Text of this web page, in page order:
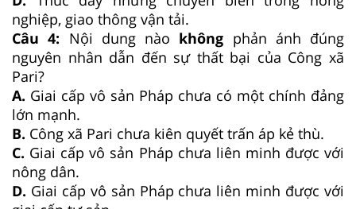
nghiệp, giao thông vận tải.
Câu 4: Nội dung nào không phản ánh đúng
nguyên nhân dẫn đến sự thất bại của Công xã
Pari?
A. Giai cấp vô sản Pháp chưa có một chính đảng
lớn mạnh.
B. Công xã Pari chưa kiên quyết trấn áp kẻ thù.
C. Giai cấp vô sản Pháp chưa liên minh được với
nông dân.
D. Giai cấp vô sản Pháp chưa liên minh được với